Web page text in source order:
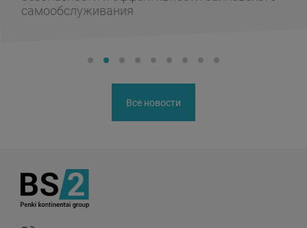
самообслуживания
Все новости